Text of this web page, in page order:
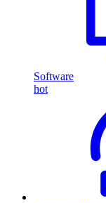
Software
hot